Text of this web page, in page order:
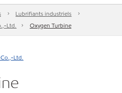
Lubrifiants industriels
Ltd.
Oxygen Turbine
Ltd.